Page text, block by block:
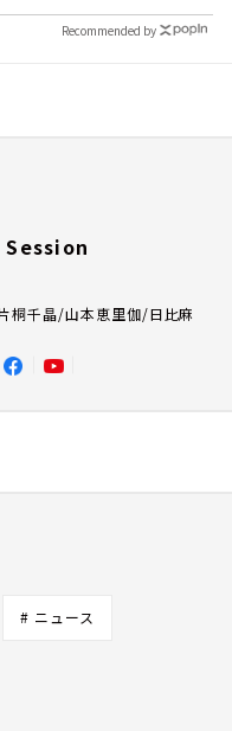
Recommended by
Session
桐千晶/山本恵里伽/日比麻
# ニュース